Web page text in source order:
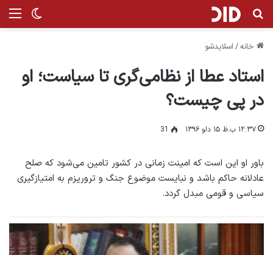
تغییر جستجو برای
خانه/ اسلایدشو
استاد عطا از نظامی‌گری تا سیاست؛ او
در پی چیست؟
۱۲:۳۷ ب.ظ ۱۵ دلو ۱۳۹۶ 31
باور او این است که امینت زمانی در کشور تامین می‌شود که صلح
عادلانه حاکم باشد و نبایست موضوع جنگ و تروریزم به امتیازگیری
سیاسی و قومی مبدل گردد.